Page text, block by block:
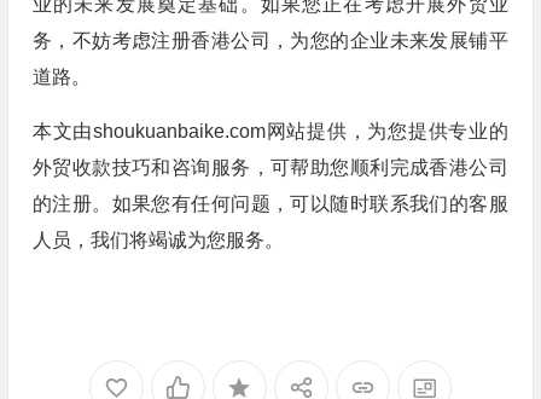
业的未来发展奠定基础。如果您正在考虑开展外贸业
务，不妨考虑注册香港公司，为您的企业未来发展铺平
道路。
本文由shoukuanbaike.com网站提供，为您提供专业的
外贸收款技巧和咨询服务，可帮助您顺利完成香港公司
的注册。如果您有任何问题，可以随时联系我们的客服
人员，我们将竭诚为您服务。